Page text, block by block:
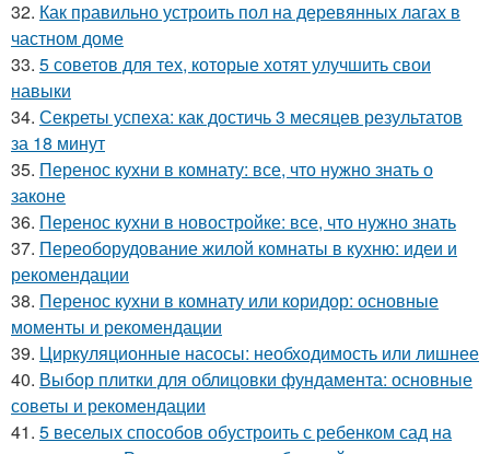
32. Как правильно устроить пол на деревянных лагах в
частном доме
33. 5 советов для тех, которые хотят улучшить свои
навыки
34. Секреты успеха: как достичь 3 месяцев результатов
за 18 минут
35. Перенос кухни в комнату: все, что нужно знать о
законе
36. Перенос кухни в новостройке: все, что нужно знать
37. Переоборудование жилой комнаты в кухню: идеи и
рекомендации
38. Перенос кухни в комнату или коридор: основные
моменты и рекомендации
39. Циркуляционные насосы: необходимость или лишнее
40. Выбор плитки для облицовки фундамента: основные
советы и рекомендации
41. 5 веселых способов обустроить с ребенком сад на